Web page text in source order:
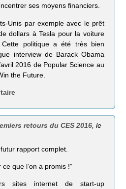
ses moyens financiers.
Unis par exemple avec le prêt
dollars à Tesla pour la voiture
Cette politique a été très bien
interview de Barack Obama
2016 de Popular Science au
the Future.
retours du CES 2016 , le
rapport complet.
que l’on a promis !”
sites internet de start-up